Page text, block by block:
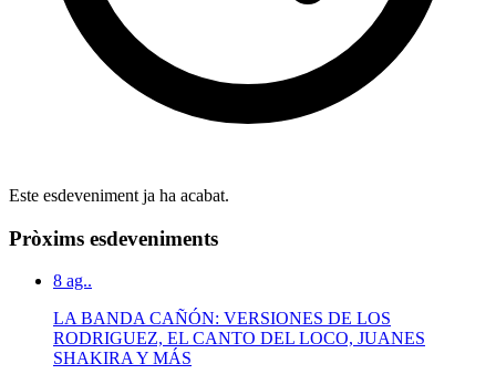
Este esdeveniment ja ha acabat.
Pròxims esdeveniments
8 ag..
LA BANDA CAÑÓN: VERSIONES DE LOS
RODRIGUEZ, EL CANTO DEL LOCO, JUANES
SHAKIRA Y MÁS